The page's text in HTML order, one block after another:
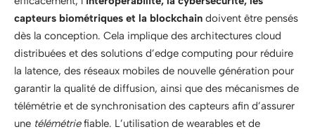
capteurs biométriques et la blockchain doivent être pensés
dès la conception. Cela implique des architectures cloud
distribuées et des solutions d’edge computing pour réduire
la latence, des réseaux mobiles de nouvelle génération pour
garantir la qualité de diffusion, ainsi que des mécanismes de
télémétrie et de synchronisation des capteurs afin d’assurer
une télémétriefiable. L’utilisation de wearables et de